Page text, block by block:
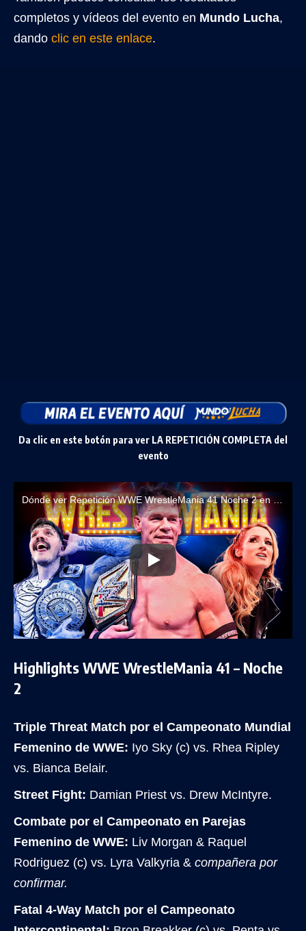
completos y vídeos del evento en Mundo Lucha,
dando clic en este enlace.
Da clic en este botón para ver LA REPETICIÓN COMPLETA del
evento
Dónde ver Repetición WWE WrestleMania 41 Noche 2 en español (20 de abril, 2025)
Highlights WWE WrestleMania 41 – Noche
2
Triple Threat Match por el Campeonato Mundial
Femenino de WWE: Iyo Sky (c) vs. Rhea Ripley
vs. Bianca Belair.
Street Fight: Damian Priest vs. Drew McIntyre.
Combate por el Campeonato en Parejas
Femenino de WWE: Liv Morgan & Raquel
Rodriguez (c) vs. Lyra Valkyria & compañera por
confirmar.
Fatal 4-Way Match por el Campeonato